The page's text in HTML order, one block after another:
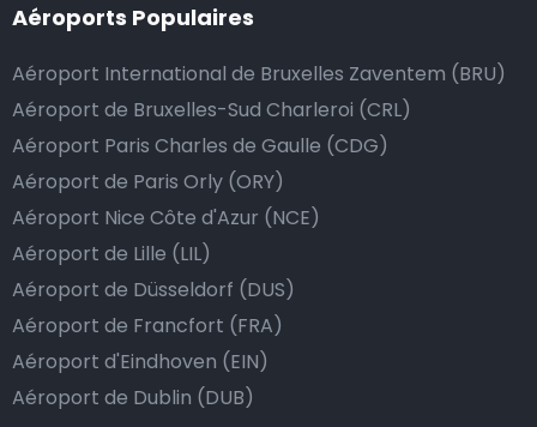
Aéroports Populaires
Aéroport International de Bruxelles Zaventem (BRU)
Aéroport de Bruxelles-Sud Charleroi (CRL)
Aéroport Paris Charles de Gaulle (CDG)
Aéroport de Paris Orly (ORY)
Aéroport Nice Côte d'Azur (NCE)
Aéroport de Lille (LIL)
Aéroport de Düsseldorf (DUS)
Aéroport de Francfort (FRA)
Aéroport d'Eindhoven (EIN)
Aéroport de Dublin (DUB)